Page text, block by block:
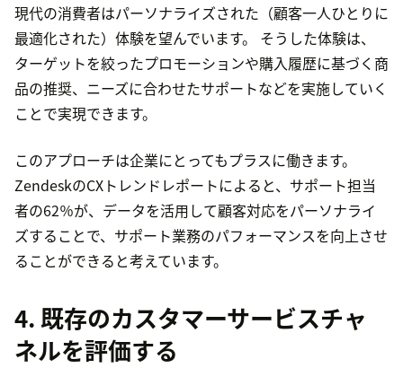
現代の消費者はパーソナライズされた（顧客一人ひとりに
最適化された）体験を望んでいます。 そうした体験は、
ターゲットを絞ったプロモーションや購入履歴に基づく商
品の推奨、ニーズに合わせたサポートなどを実施していく
ことで実現できます。
このアプローチは企業にとってもプラスに働きます。
ZendeskのCXトレンドレポートによると、サポート担当
者の62％が、データを活用して顧客対応をパーソナライ
ズすることで、サポート業務のパフォーマンスを向上させ
ることができると考えています。
4. 既存のカスタマーサービスチャ
ネルを評価する